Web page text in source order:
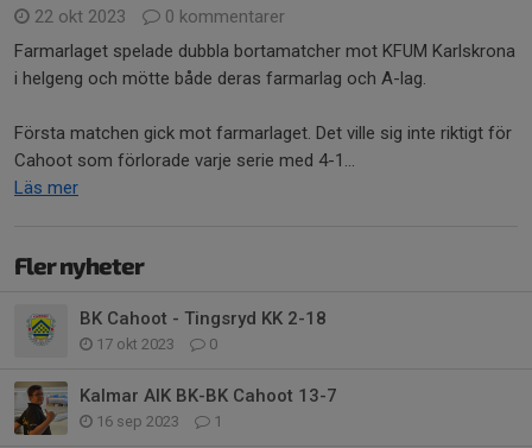
22 okt 2023
0 kommentarer
Farmarlaget spelade dubbla bortamatcher mot KFUM Karlskrona
i helgeng och mötte både deras farmarlag och A-lag.
Första matchen gick mot farmarlaget. Det ville sig inte riktigt för
Cahoot som förlorade varje serie med 4-1...
Läs mer
Fler nyheter
BK Cahoot - Tingsryd KK 2-18
17 okt 2023 0
Kalmar AIK BK-BK Cahoot 13-7
16 sep 2023 1